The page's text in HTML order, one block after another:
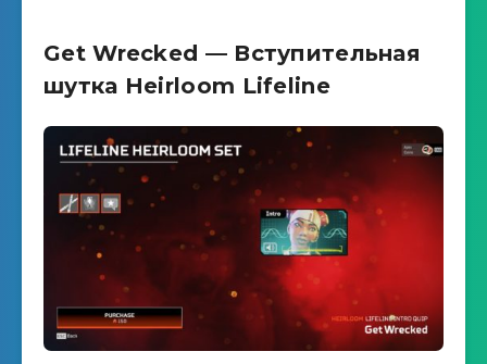
Get Wrecked — Вступительная
шутка Heirloom Lifeline